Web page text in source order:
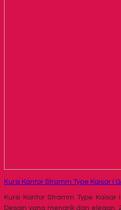
Kursi Kantor Stramm Type Kaisar I
Kursi Kantor Stramm Type Kaisar
Desain yang menarik dan elegan.